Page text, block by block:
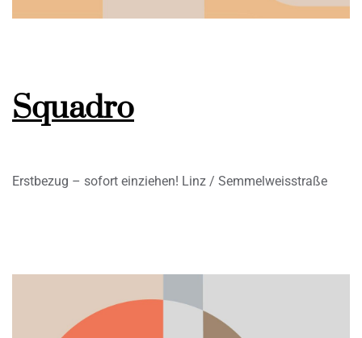
Squadro
Erstbezug – sofort einziehen! Linz / Semmelweisstraße